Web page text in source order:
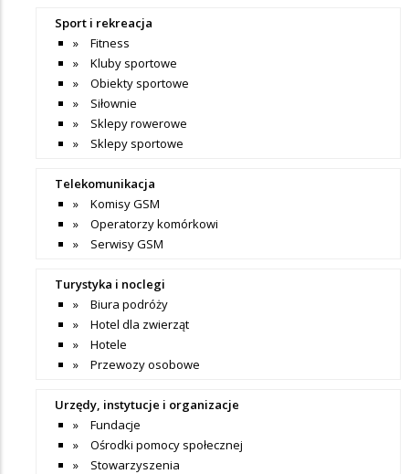
Sport i rekreacja
Fitness
Kluby sportowe
Obiekty sportowe
Siłownie
Sklepy rowerowe
Sklepy sportowe
Telekomunikacja
Komisy GSM
Operatorzy komórkowi
Serwisy GSM
Turystyka i noclegi
Biura podróży
Hotel dla zwierząt
Hotele
Przewozy osobowe
Urzędy, instytucje i organizacje
Fundacje
Ośrodki pomocy społecznej
Stowarzyszenia